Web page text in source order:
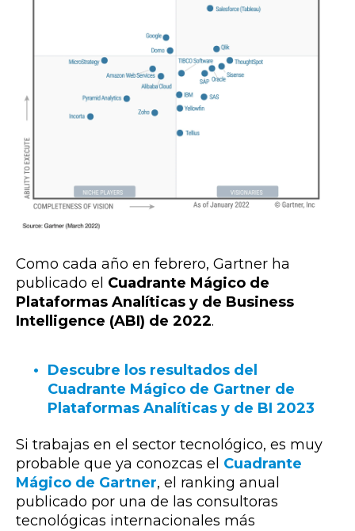
Como cada año en febrero, Gartner ha
publicado el Cuadrante Mágico de
Plataformas Analíticas y de Business
Intelligence (ABI) de 2022.
Descubre los resultados del
Cuadrante Mágico de Gartner de
Plataformas Analíticas y de BI 2023
Si trabajas en el sector tecnológico, es muy
probable que ya conozcas el Cuadrante
Mágico de Gartner, el ranking anual
publicado por una de las consultoras
tecnológicas internacionales más